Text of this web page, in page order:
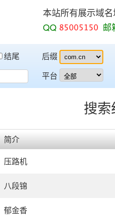
本站所有展示域
QQ
邮
结尾
后缀
平台
搜
简介
压路机
八段锦
郁金香